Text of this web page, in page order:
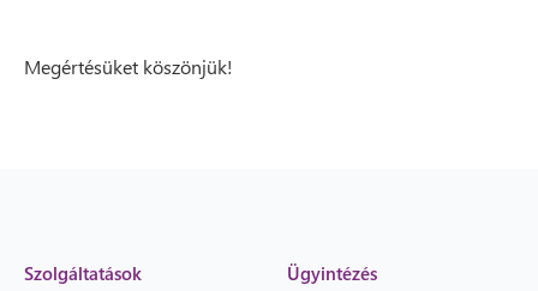
Megértésüket köszönjük!
Szolgáltatások Ügyintézés